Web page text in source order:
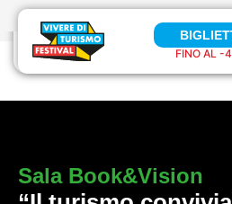
FINO AL
FINO AL -
Sala Book&Vision